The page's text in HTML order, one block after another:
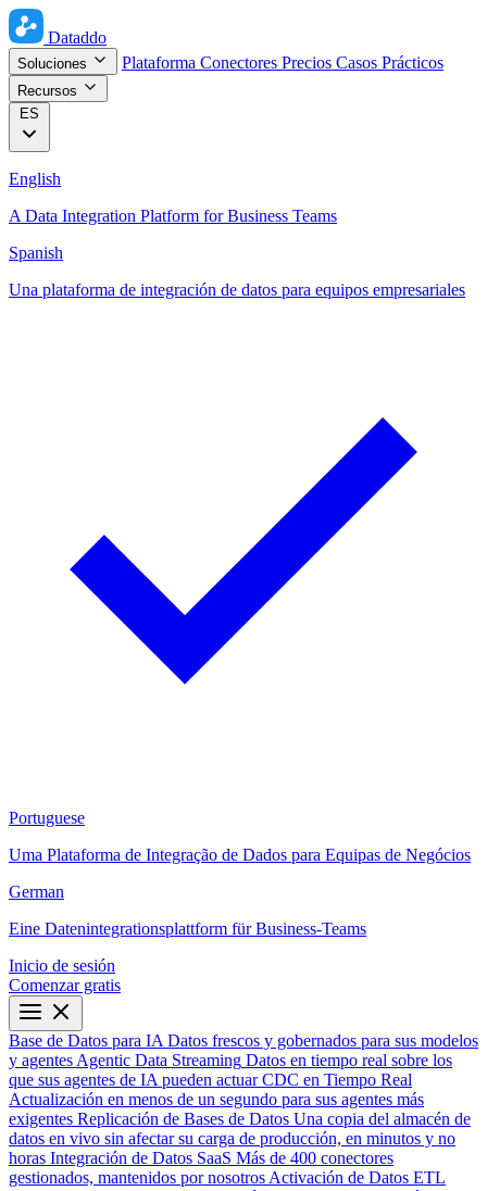
Dataddo
Soluciones Plataforma Conectores Precios Casos Prácticos
Recursos
ES
English
A Data Integration Platform for Business Teams
Spanish
Una plataforma de integración de datos para equipos empresariales
Portuguese
Uma Plataforma de Integração de Dados para Equipas de Negócios
German
Eine Datenintegrationsplattform für Business-Teams
Inicio de sesión
Comenzar gratis
Base de Datos para IA Datos frescos y gobernados para sus modelos
y agentes Agentic Data Streaming Datos en tiempo real sobre los
que sus agentes de IA pueden actuar CDC en Tiempo Real
Actualización en menos de un segundo para sus agentes más
exigentes Replicación de Bases de Datos Una copia del almacén de
datos en vivo sin afectar su carga de producción, en minutos y no
horas Integración de Datos SaaS Más de 400 conectores
gestionados, mantenidos por nosotros Activación de Datos ETL